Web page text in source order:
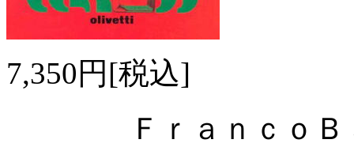
7,350円[税込]
ＦｒａｎｃｏＢ